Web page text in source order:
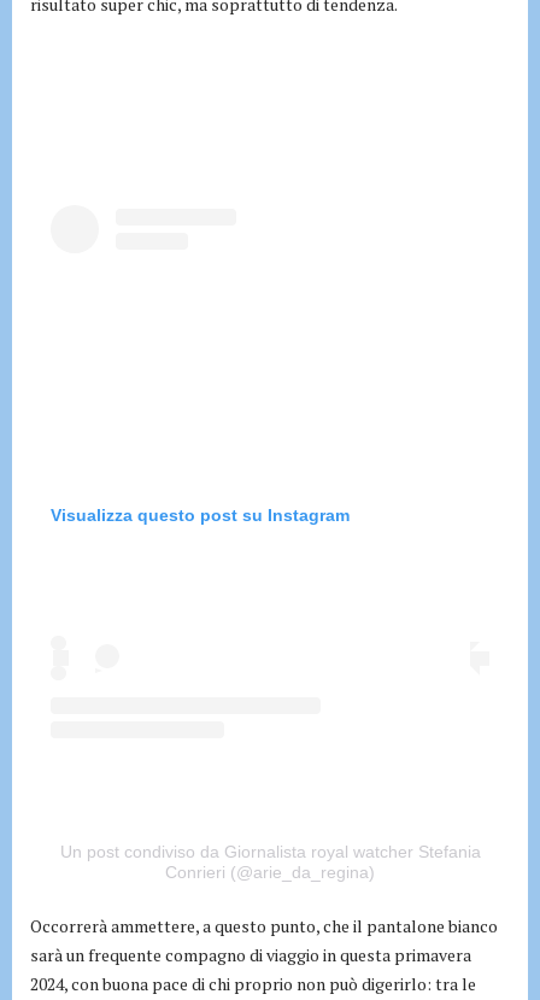
Visualizza questo post su Instagram
Un post condiviso da Giornalista royal watcher Stefania
Conrieri (@arie_da_regina)
Occorrerà ammettere, a questo punto, che il pantalone bianco
sarà un frequente compagno di viaggio in questa primavera
2024, con buona pace di chi proprio non può digerirlo: tra le